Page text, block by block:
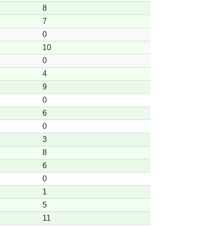
8
7
0
10
0
4
9
0
6
0
3
8
6
0
1
5
11